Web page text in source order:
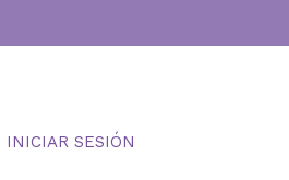
INICIAR SESIÓN